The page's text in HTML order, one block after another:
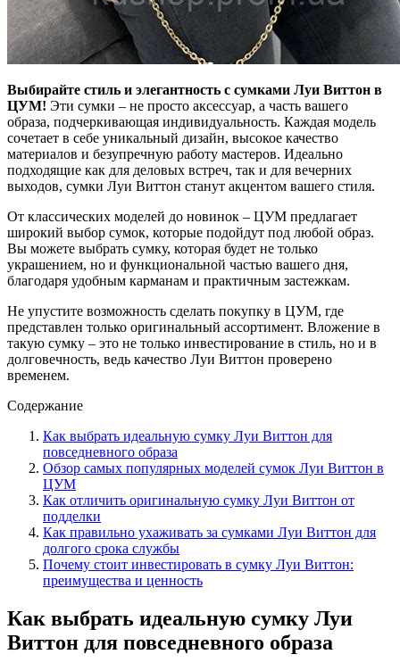
Выбирайте стиль и элегантность с сумками Луи Виттон в
ЦУМ! Эти сумки – не просто аксессуар, а часть вашего
образа, подчеркивающая индивидуальность. Каждая модель
сочетает в себе уникальный дизайн, высокое качество
материалов и безупречную работу мастеров. Идеально
подходящие как для деловых встреч, так и для вечерних
выходов, сумки Луи Виттон станут акцентом вашего стиля.
От классических моделей до новинок – ЦУМ предлагает
широкий выбор сумок, которые подойдут под любой образ.
Вы можете выбрать сумку, которая будет не только
украшением, но и функциональной частью вашего дня,
благодаря удобным карманам и практичным застежкам.
Не упустите возможность сделать покупку в ЦУМ, где
представлен только оригинальный ассортимент. Вложение в
такую сумку – это не только инвестирование в стиль, но и в
долговечность, ведь качество Луи Виттон проверено
временем.
Содержание
Как выбрать идеальную сумку Луи Виттон для
повседневного образа
Обзор самых популярных моделей сумок Луи Виттон в
ЦУМ
Как отличить оригинальную сумку Луи Виттон от
подделки
Как правильно ухаживать за сумками Луи Виттон для
долгого срока службы
Почему стоит инвестировать в сумку Луи Виттон:
преимущества и ценность
Как выбрать идеальную сумку Луи
Виттон для повседневного образа